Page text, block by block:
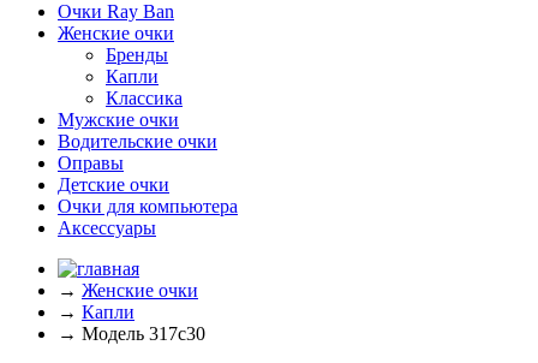
Очки Ray Ban
Женские очки
Бренды
Капли
Классика
Мужские очки
Водительские очки
Оправы
Детские очки
Очки для компьютера
Аксессуары
→ Женские очки
→ Капли
→ Модель 317c30